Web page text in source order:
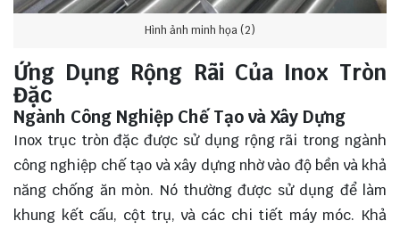
Hình ảnh minh họa (2)
Ứng Dụng Rộng Rãi Của Inox Tròn
Đặc
Ngành Công Nghiệp Chế Tạo và Xây Dựng
Inox trục tròn đặc được sử dụng rộng rãi trong ngành
công nghiệp chế tạo và xây dựng nhờ vào độ bền và khả
năng chống ăn mòn. Nó thường được sử dụng để làm
khung kết cấu, cột trụ, và các chi tiết máy móc. Khả